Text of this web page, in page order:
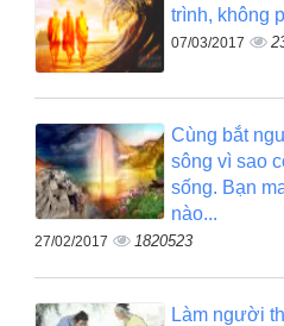
trình, không
07/03/2017
Cùng bắt
sông vì sao
sống. Bạn
nào...
27/02/2017 1820523
Làm người